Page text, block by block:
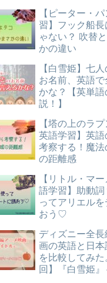
【ピーター・
習】フック船
ゃない？ 吹替
かの違い
【白雪姫】七
お名前、英語で
かな？【英単
説！】
【塔の上のラ
英語学習】英語
考察する！魔
の距離感
【リトル・マ
語学習】助動
ってアリエル
おう♡
ディズニー全
画の英語と日
を比較してみた
回】『白雪姫